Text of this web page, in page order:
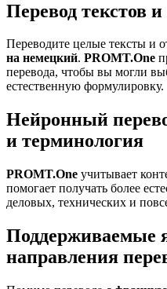
Перевод текстов и
Переводите целые тексты и
на немецкий. PROMT.One
перевода, чтобы вы могли
естественную формулировку.
Нейронный
и терминология
PROMT.One учитывает
помогает получать более
деловых, технических и
Поддерживаемые
направления